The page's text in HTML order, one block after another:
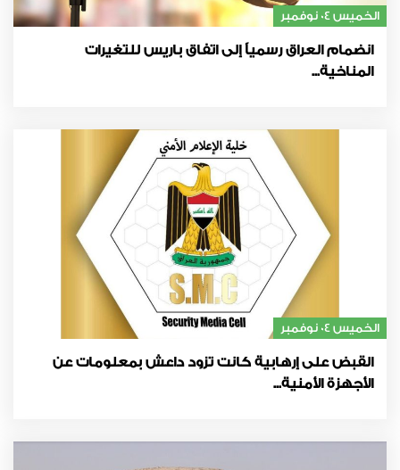
الخميس 04 نوفمبر
انضمام العراق رسمياً إلى اتفاق باريس للتغيرات
المناخية...
الخميس 04 نوفمبر
القبض على إرهابية كانت تزود داعش بمعلومات عن
الأجهزة الأمنية...